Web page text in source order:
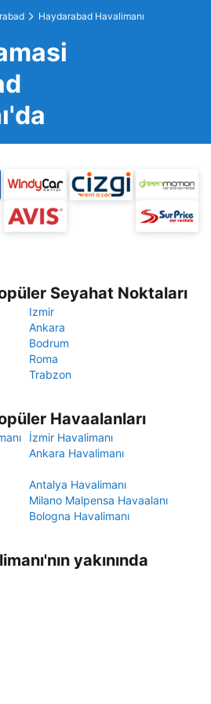
Haydarabad Havalimanı
Seyahat Noktaları
Izmir
Ankara
Bodrum
Roma
Trabzon
Havaalanları
İzmir Havalimanı
Ankara Havalimanı
Antalya Havalimanı
Milano Malpensa Havaalanı
Bologna Havalimanı
yakınında